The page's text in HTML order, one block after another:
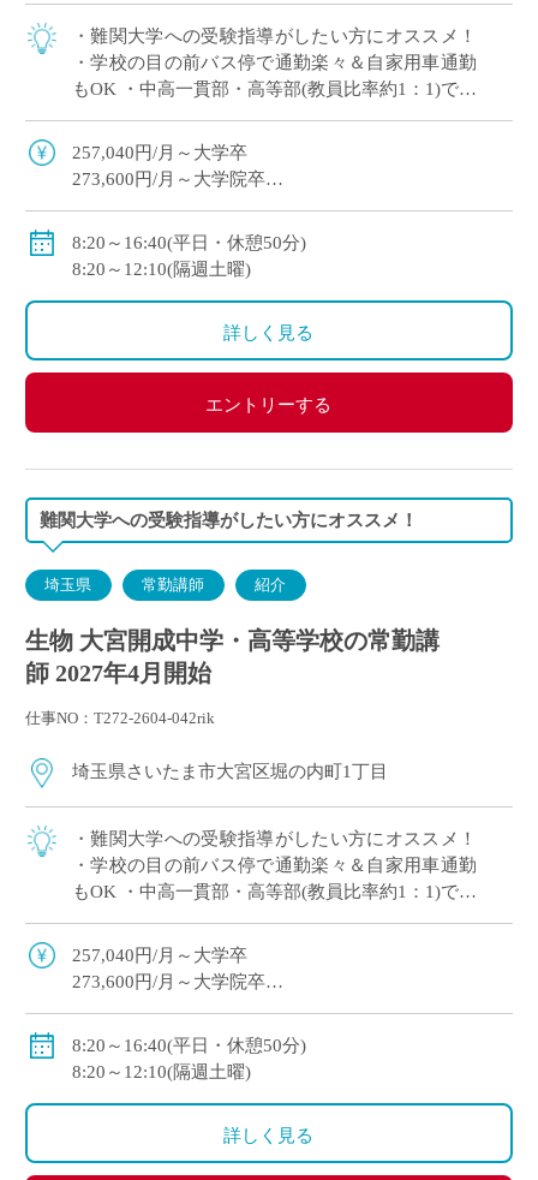
・難関大学への受験指導がしたい方にオススメ！
・学校の目の前バス停で通勤楽々＆自家用車通勤
もOK ・中高一貫部・高等部(教員比率約1：1)でス
にした指導を展開
257,040円/月～大学卒
273,600円/月～大学院卒
・各種手当：住宅・講習・入試手当等
初年度：3.69カ月(6月：0.69カ月、12月：3カ月)
2年目以降：5.3カ月(6月：2.3カ月、12月：3.0カ月 )※
・昇給あり
・交通費別途支給
8:20～16:40(平日・休憩50分)
8:20～12:10(隔週土曜)
詳しく見る
エントリーする
難関大学への受験指導がしたい方にオススメ！
埼玉県 常勤講師 紹介
生物 大宮開成中学・高等学校の常勤講
師 2027年4月開始
仕事NO：T272-2604-042rik
埼玉県さいたま市大宮区堀の内町1丁目
・難関大学への受験指導がしたい方にオススメ！
・学校の目の前バス停で通勤楽々＆自家用車通勤
もOK ・中高一貫部・高等部(教員比率約1：1)でス
にした指導を展開
257,040円/月～大学卒
273,600円/月～大学院卒
・各種手当：住宅・講習・入試手当等
初年度：3.69カ月(6月：0.69カ月、12月：3カ月)
2年目以降：5.3カ月(6月：2.3カ月、12月：3.0カ月 )※
・昇給あり
8:20～16:40(平日・休憩50分)
8:20～12:10(隔週土曜)
詳しく見る